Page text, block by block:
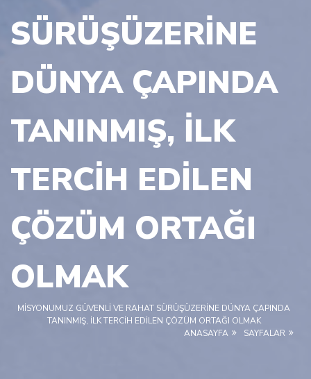
SÜRÜŞÜZERINE
DÜNYA ÇAPINDA
TANINMIŞ, ILK
TERCIH EDILEN
ÇÖZÜM ORTAĞI
OLMAK
MISYONUMUZ GÜVENLI VE RAHAT SÜRÜŞÜZERINE DÜNYA ÇAPINDA
TANINMIŞ, ILK TERCIH EDILEN ÇÖZÜM ORTAĞI OLMAK
SAYFALAR
ANASAYFA